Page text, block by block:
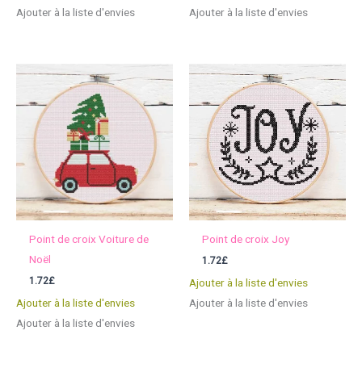
Ajouter à la liste d'envies
Ajouter à la liste d'envies
Point de croix Voiture de
Noël
1.72£
Ajouter à la liste d'envies
Ajouter à la liste d'envies
Point de croix Joy
1.72£
Ajouter à la liste d'envies
Ajouter à la liste d'envies